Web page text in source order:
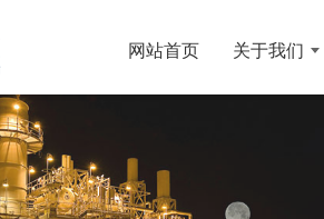
网站首页 关于我们